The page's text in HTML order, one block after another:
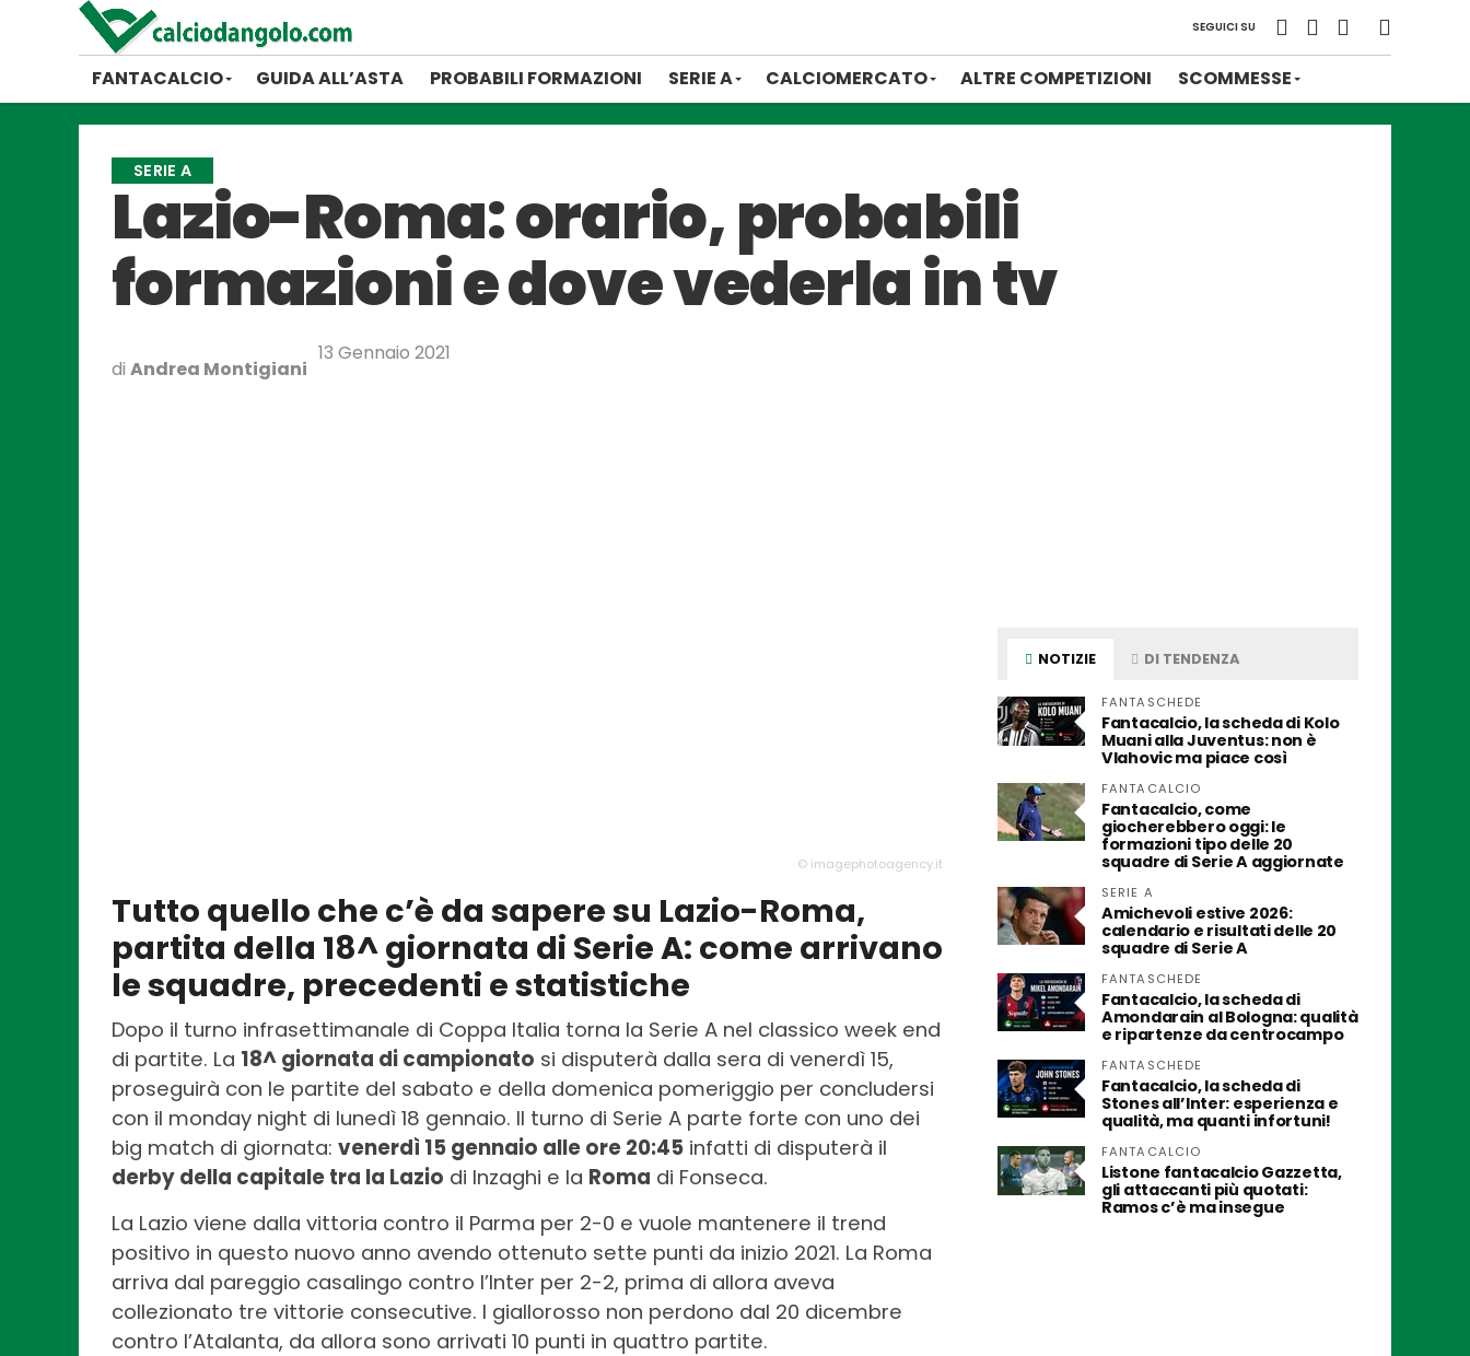
SEGUICI SU
FANTACALCIO GUIDA ALL’ASTA PROBABILI FORMAZIONI SERIE A CALCIOMERCATO ALTRE COMPETIZIONI SCOMMESSE
SERIE A
Lazio-Roma: orario, probabili
formazioni e dove vederla in tv
di Andrea Montigiani
13 Gennaio 2021
© imagephotoagency.it
Tutto quello che c’è da sapere su Lazio-Roma,
partita della 18^ giornata di Serie A: come arrivano
le squadre, precedenti e statistiche
Dopo il turno infrasettimanale di Coppa Italia torna la Serie A nel classico week end
di partite. La 18^ giornata di campionato si disputerà dalla sera di venerdì 15,
proseguirà con le partite del sabato e della domenica pomeriggio per concludersi
con il monday night di lunedì 18 gennaio. Il turno di Serie A parte forte con uno dei
big match di giornata: venerdì 15 gennaio alle ore 20:45 infatti di disputerà il
derby della capitale tra la Lazio di Inzaghi e la Roma di Fonseca.
La Lazio viene dalla vittoria contro il Parma per 2-0 e vuole mantenere il trend
positivo in questo nuovo anno avendo ottenuto sette punti da inizio 2021. La Roma
arriva dal pareggio casalingo contro l’Inter per 2-2, prima di allora aveva
collezionato tre vittorie consecutive. I giallorosso non perdono dal 20 dicembre
contro l’Atalanta, da allora sono arrivati 10 punti in quattro partite.
NOTIZIE DI TENDENZA
FANTASCHEDE
Fantacalcio, la scheda di Kolo
Muani alla Juventus: non è
Vlahovic ma piace così
FANTACALCIO
Fantacalcio, come
giocherebbero oggi: le
formazioni tipo delle 20
squadre di Serie A aggiornate
SERIE A
Amichevoli estive 2026:
calendario e risultati delle 20
squadre di Serie A
FANTASCHEDE
Fantacalcio, la scheda di
Amondarain al Bologna: qualità
e ripartenze da centrocampo
FANTASCHEDE
Fantacalcio, la scheda di
Stones all’Inter: esperienza e
qualità, ma quanti infortuni!
FANTACALCIO
Listone fantacalcio Gazzetta,
gli attaccanti più quotati:
Ramos c’è ma insegue